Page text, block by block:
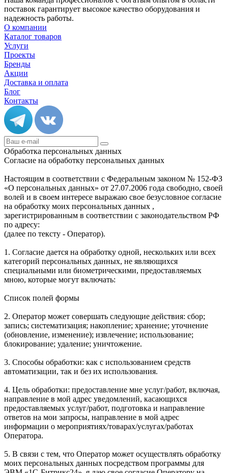
поставок гарантирует высокое качество оборудования и
надежность работы.
О компании
Каталог товаров
Услуги
Проекты
Бренды
Акции
Доставка и оплата
Блог
Контакты
Обработка персональных данных
Согласие на обработку персональных данных
Настоящим в соответствии с Федеральным законом № 152-ФЗ
«О персональных данных» от 27.07.2006 года свободно, своей
волей и в своем интересе выражаю свое безусловное согласие
на обработку моих персональных данных ,
зарегистрированным в соответствии с законодательством РФ
по адресу:
(далее по тексту - Оператор).
1. Согласие дается на обработку одной, нескольких или всех
категорий персональных данных, не являющихся
специальными или биометрическими, предоставляемых
мною, которые могут включать:
Список полей формы
2. Оператор может совершать следующие действия: сбор;
запись; систематизация; накопление; хранение; уточнение
(обновление, изменение); извлечение; использование;
блокирование; удаление; уничтожение.
3. Способы обработки: как с использованием средств
автоматизации, так и без их использования.
4. Цель обработки: предоставление мне услуг/работ, включая,
направление в мой адрес уведомлений, касающихся
предоставляемых услуг/работ, подготовка и направление
ответов на мои запросы, направление в мой адрес
информации о мероприятиях/товарах/услугах/работах
Оператора.
5. В связи с тем, что Оператор может осуществлять обработку
моих персональных данных посредством программы для